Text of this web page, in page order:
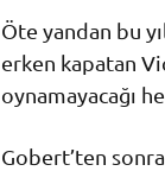
Öte yandan bu
erken kapatan
oynamayacağı
Gobert’ten